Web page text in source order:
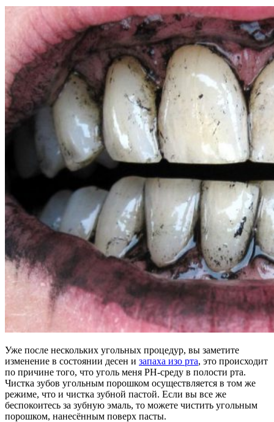
Уже после нескольких угольных процедур, вы заметите
изменение в состоянии десен и запаха изо рта, это происходит
по причине того, что уголь меня PH-среду в полости рта.
Чистка зубов угольным порошком осуществляется в том же
режиме, что и чистка зубной пастой. Если вы все же
беспокоитесь за зубную эмаль, то можете чистить угольным
порошком, нанесённым поверх пасты.